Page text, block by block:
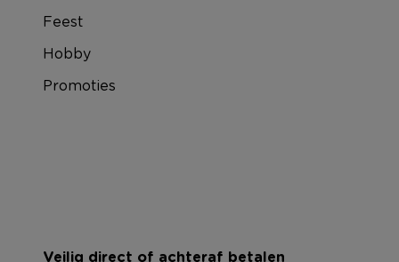
Feest
Hobby
Promoties
Veilig direct of achteraf betalen